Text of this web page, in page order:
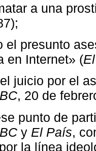
a una
el presunto
en Internet» (
juicio por el
, 20 de
punto de
y El País,
la línea